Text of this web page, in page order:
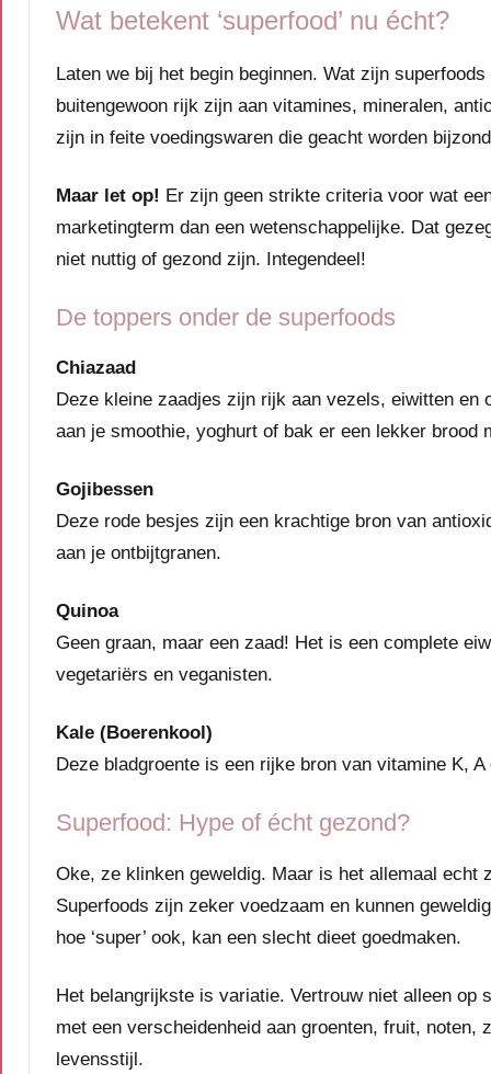
Wat betekent ‘superfood’ nu écht?
Laten we bij het begin beginnen. Wat zijn
buitengewoon rijk zijn aan vitamines, mineralen,
zijn in feite voedingswaren die geacht worden
Maar let op! Er zijn geen strikte criteria voor wat
marketingterm dan een wetenschappelijke. Dat
niet nuttig of gezond zijn. Integendeel!
De toppers onder de superfoods
Chiazaad
Deze kleine zaadjes zijn rijk aan vezels, eiwitten
aan je smoothie, yoghurt of bak er een lekker brood
Gojibessen
Deze rode besjes zijn een krachtige bron van
aan je ontbijtgranen.
Quinoa
Geen graan, maar een zaad! Het is een complete
vegetariërs en veganisten.
Kale (Boerenkool)
Deze bladgroente is een rijke bron van vitamine K,
Superfood: Hype of écht gezond?
Oke, ze klinken geweldig. Maar is het allemaal echt
Superfoods zijn zeker voedzaam en kunnen
hoe ‘super’ ook, kan een slecht dieet goedmaken.
Het belangrijkste is variatie. Vertrouw niet alleen op
met een verscheidenheid aan groenten, fruit,
levensstijl.